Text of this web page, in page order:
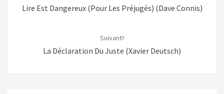
Lire Est Dangereux (pour Les Préjugés) (Dave Connis)
Suivant
La Déclaration Du Juste (Xavier Deutsch)